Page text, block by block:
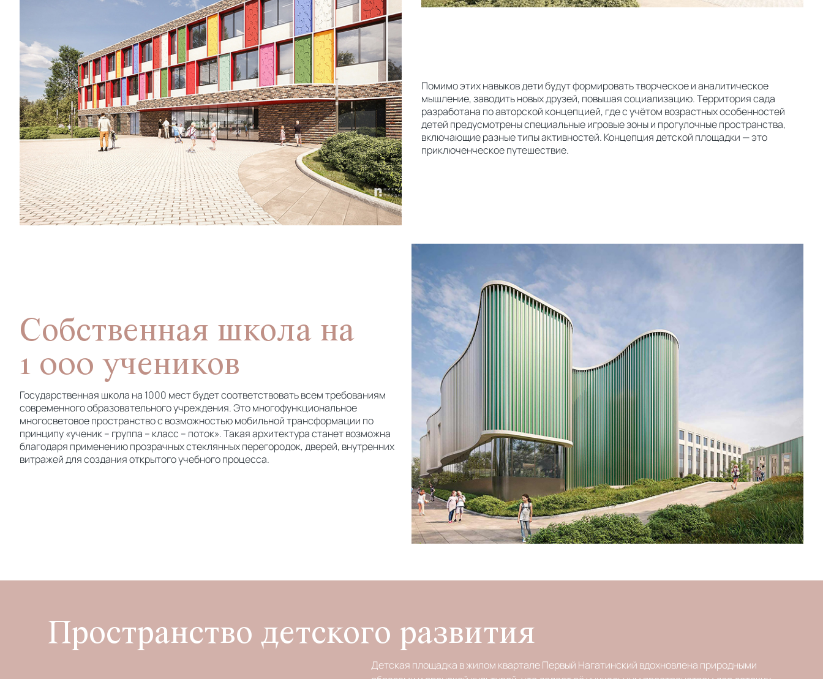
Помимо этих навыков дети будут формировать творческое и аналитическое
мышление, заводить новых друзей, повышая социализацию. Территория сада
разработана по авторской концепцией, где с учётом возрастных особенностей
детей предусмотрены специальные игровые зоны и прогулочные пространства,
включающие разные типы активностей. Концепция детской площадки — это
приключенческое путешествие.
Собственная школа на
1 000 учеников
Государственная школа на 1000 мест будет соответствовать всем требованиям
современного образовательного учреждения. Это многофункциональное
многосветовое пространство с возможностью мобильной трансформации по
принципу «ученик – группа – класс – поток». Такая архитектура станет возможна
благодаря применению прозрачных стеклянных перегородок, дверей, внутренних
витражей для создания открытого учебного процесса.
Пространство детского развития
Детская площадка в жилом квартале Первый Нагатинский вдохновлена природными